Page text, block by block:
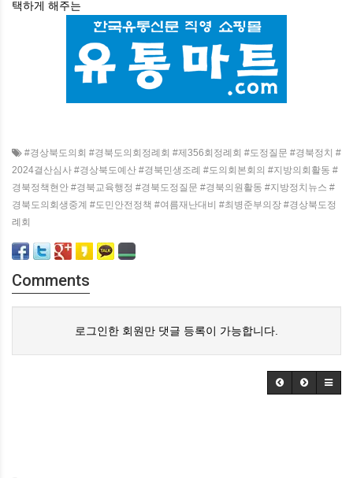
택하게 해주는
#경상북도의회 #경북도의회정례회 #제356회정례회 #도정질문 #경북정치 #
2024결산심사 #경상북도예산 #경북민생조례 #도의회본회의 #지방의회활동 #
경북정책현안 #경북교육행정 #경북도정질문 #경북의원활동 #지방정치뉴스 #
경북도의회생중계 #도민안전정책 #여름재난대비 #최병준부의장 #경상북도정
례회
Comments
로그인한 회원만 댓글 등록이 가능합니다.